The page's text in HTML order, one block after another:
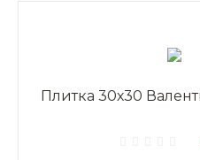
Плитка 30х30